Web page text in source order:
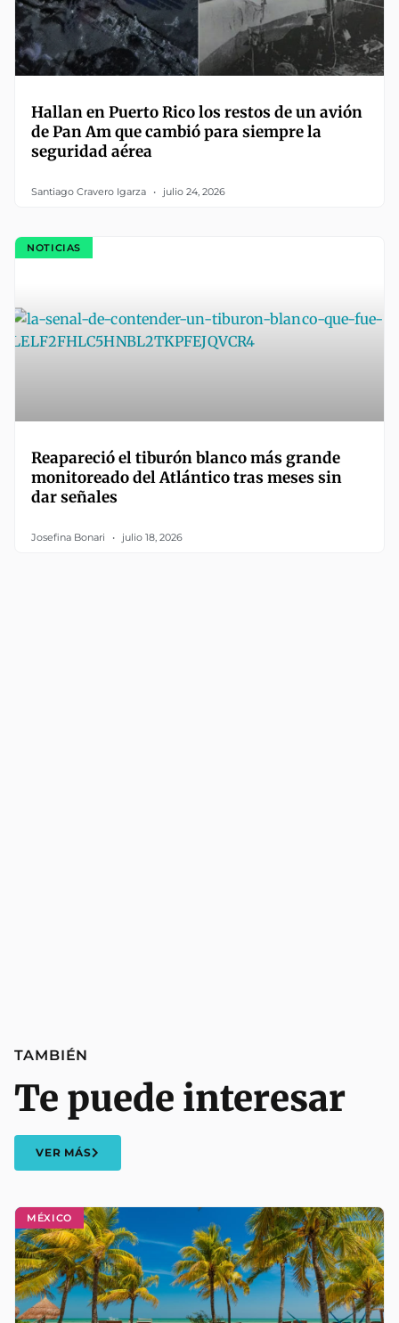
Hallan en Puerto Rico los restos de un avión
de Pan Am que cambió para siempre la
seguridad aérea
Santiago Cravero Igarza julio 24, 2026
NOTICIAS
Reapareció el tiburón blanco más grande
monitoreado del Atlántico tras meses sin
dar señales
Josefina Bonari julio 18, 2026
MÉXICO
TAMBIÉN
Te puede interesar
VER MÁS